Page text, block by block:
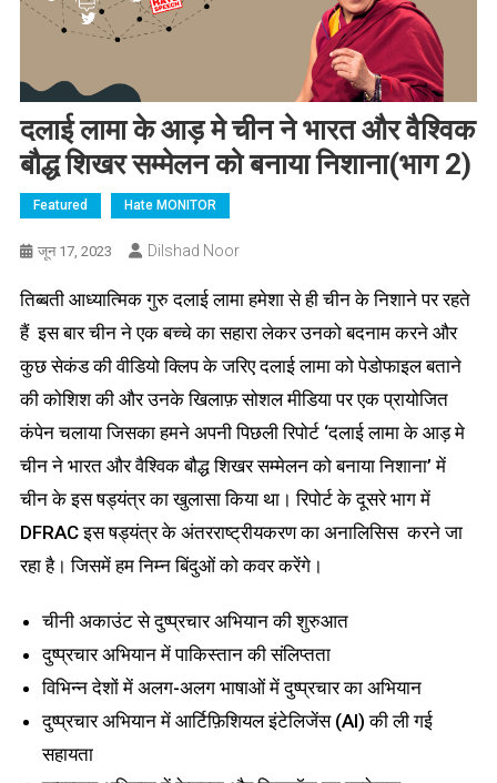
दलाई लामा के आड़ मे चीन ने भारत और वैश्विक
बौद्ध शिखर सम्मेलन को बनाया निशाना(भाग 2)
Featured Hate MONITOR
जून 17, 2023 Dilshad Noor
तिब्बती आध्यात्मिक गुरु दलाई लामा हमेशा से ही चीन के निशाने पर रहते
हैं इस बार चीन ने एक बच्चे का सहारा लेकर उनको बदनाम करने और
कुछ सेकंड की वीडियो क्लिप के जरिए दलाई लामा को पेडोफाइल बताने
की कोशिश की और उनके खिलाफ़ सोशल मीडिया पर एक प्रायोजित
कंपेन चलाया जिसका हमने अपनी पिछली रिपोर्ट ‘दलाई लामा के आड़ मे
चीन ने भारत और वैश्विक बौद्ध शिखर सम्मेलन को बनाया निशाना’ में
चीन के इस षड्यंत्र का खुलासा किया था। रिपोर्ट के दूसरे भाग में
DFRAC इस षड्यंत्र के अंतरराष्ट्रीयकरण का अनालिसिस करने जा
रहा है। जिसमें हम निम्न बिंदुओं को कवर करेंगे।
चीनी अकाउंट से दुष्प्रचार अभियान की शुरुआत
दुष्प्रचार अभियान में पाकिस्तान की संलिप्तता
विभिन्न देशों में अलग-अलग भाषाओं में दुष्प्रचार का अभियान
दुष्प्रचार अभियान में आर्टिफ़िशियल इंटेलिजेंस (AI) की ली गई
सहायता